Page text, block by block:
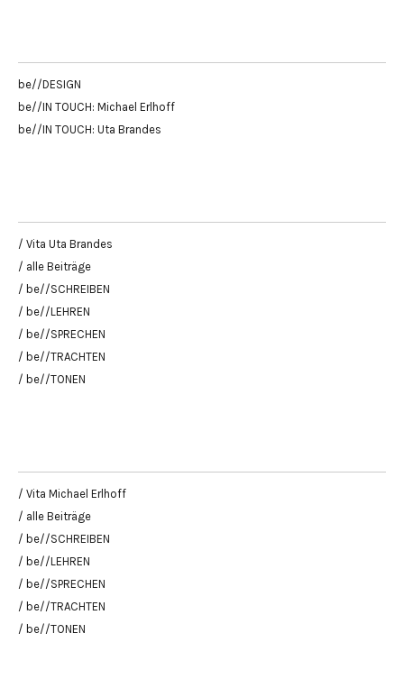
be//DESIGN
be//IN TOUCH: Michael Erlhoff
be//IN TOUCH: Uta Brandes
/ Vita Uta Brandes
/ alle Beiträge
/ be//SCHREIBEN
/ be//LEHREN
/ be//SPRECHEN
/ be//TRACHTEN
/ be//TONEN
/ Vita Michael Erlhoff
/ alle Beiträge
/ be//SCHREIBEN
/ be//LEHREN
/ be//SPRECHEN
/ be//TRACHTEN
/ be//TONEN